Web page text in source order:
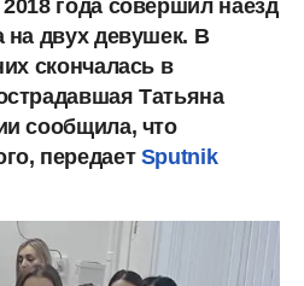
года совершил наезд
на двух девушек. В
скончалась в
Татьяна
сообщила, что
передает Sputnik